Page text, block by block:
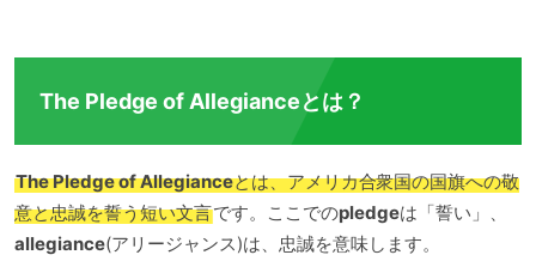
The Pledge of Allegianceとは？
The Pledge of Allegianceとは、アメリカ合衆国の国旗への敬
意と忠誠を誓う短い文言です。ここでのpledgeは「誓い」、
allegiance(アリージャンス)は、忠誠を意味します。